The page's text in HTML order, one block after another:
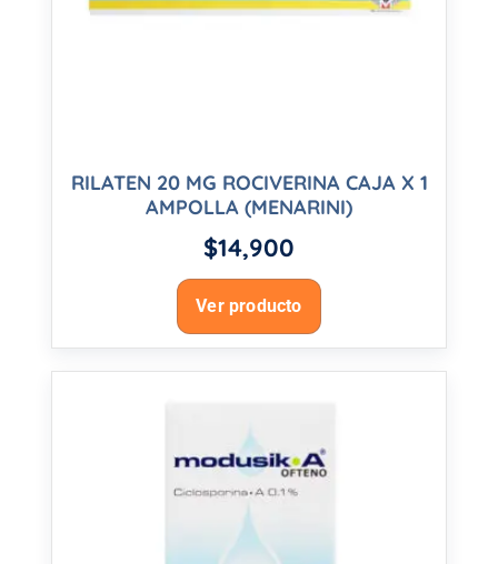
RILATEN 20 MG ROCIVERINA CAJA X 1
AMPOLLA (MENARINI)
$14,900
Ver producto